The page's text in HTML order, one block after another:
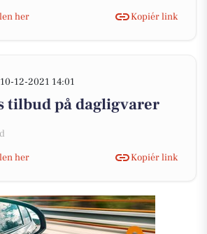
her
Kopiér link
10-12-2021 14:01
tilbud på dagligvarer
her
Kopiér link